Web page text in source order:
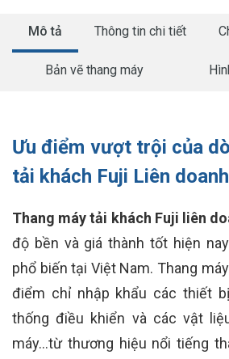
Mô tả Thông tin chi tiết
Bản vẽ thang máy
Ưu điểm vượt trội của
tải khách Fuji Liên doanh
Thang máy tải khách Fuji liên
độ bền và giá thành tốt hiện
phổ biến tại Việt Nam. Thang
điểm chỉ nhập khẩu các thiết
thống điều khiển và các vật
máy...từ thương hiệu nổi tiếng